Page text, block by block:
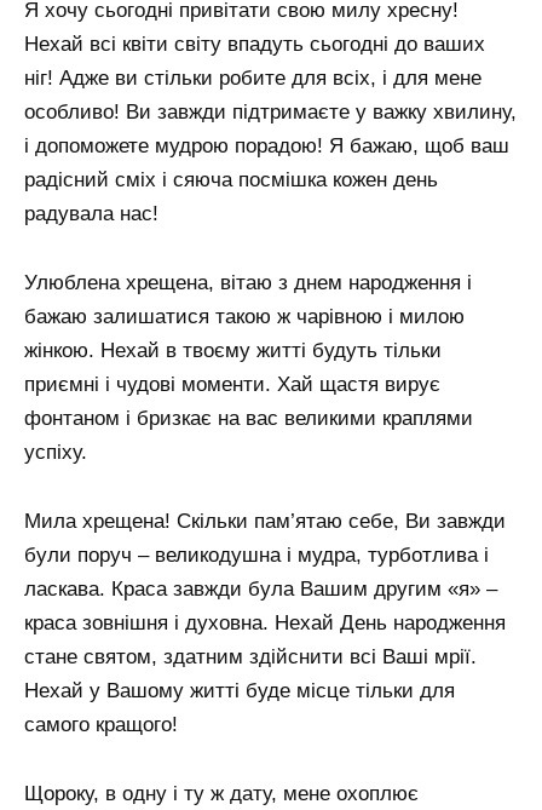
Я хочу сьогодні привітати свою милу хресну!
Нехай всі квіти світу впадуть сьогодні до ваших
ніг! Адже ви стільки робите для всіх, і для мене
особливо! Ви завжди підтримаєте у важку хвилину,
і допоможете мудрою порадою! Я бажаю, щоб ваш
радісний сміх і сяюча посмішка кожен день
радувала нас!
Улюблена хрещена, вітаю з днем ​​народження і
бажаю залишатися такою ж чарівною і милою
жінкою. Нехай в твоєму житті будуть тільки
приємні і чудові моменти. Хай щастя вирує
фонтаном і бризкає на вас великими краплями
успіху.
Мила хрещена! Скільки пам’ятаю себе, Ви завжди
були поруч – великодушна і мудра, турботлива і
ласкава. Краса завжди була Вашим другим «я» –
краса зовнішня і духовна. Нехай День народження
стане святом, здатним здійснити всі Ваші мрії.
Нехай у Вашому житті буде місце тільки для
самого кращого!
Щороку, в одну і ту ж дату, мене охоплює